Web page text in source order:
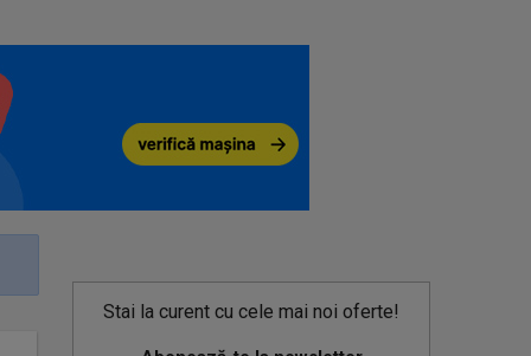
Stai la curent cu cele mai noi oferte!